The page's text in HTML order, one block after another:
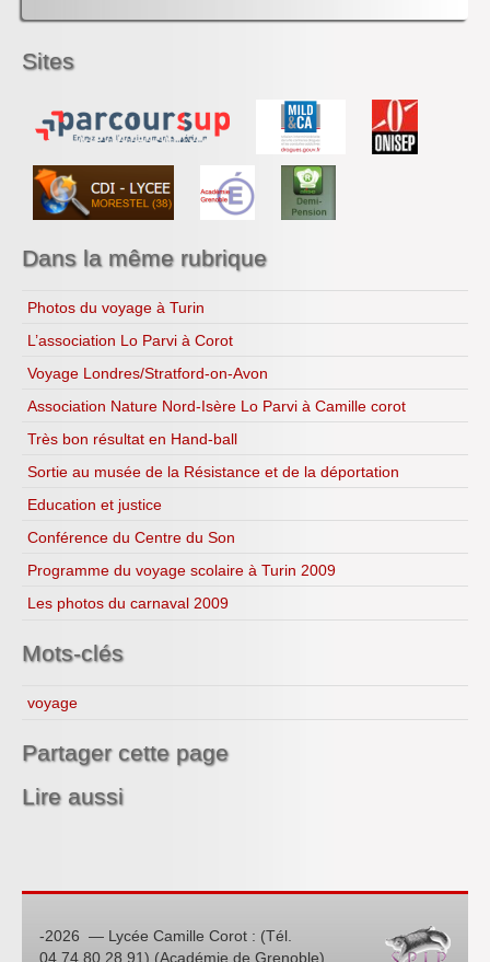
Copenhague 2009
Recettes...
Ressources
Sites
Dans la même rubrique
Photos du voyage à Turin
L’association Lo Parvi à Corot
Voyage Londres/Stratford-on-Avon
Association Nature Nord-Isère Lo Parvi à Camille corot
Très bon résultat en Hand-ball
Sortie au musée de la Résistance et de la déportation
Education et justice
Conférence du Centre du Son
Programme du voyage scolaire à Turin 2009
Les photos du carnaval 2009
Mots-clés
voyage
Partager cette page
Lire aussi
-2026 — Lycée Camille Corot : (Tél.
04.74.80.28.91) (Académie de Grenoble)